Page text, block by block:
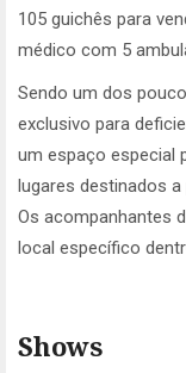
105 guichês para
médico com 5
Sendo um dos
exclusivo para
um espaço especial
lugares destinados
Os acompanhantes
local específico
Shows